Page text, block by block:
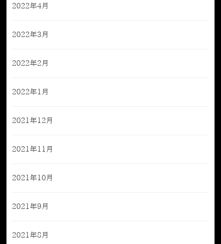
2022年4月
2022年3月
2022年2月
2022年1月
2021年12月
2021年11月
2021年10月
2021年9月
2021年8月